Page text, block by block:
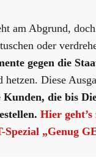
am Abgrund,
oder
gegen die
Diese
die bis
Hier
„Genug